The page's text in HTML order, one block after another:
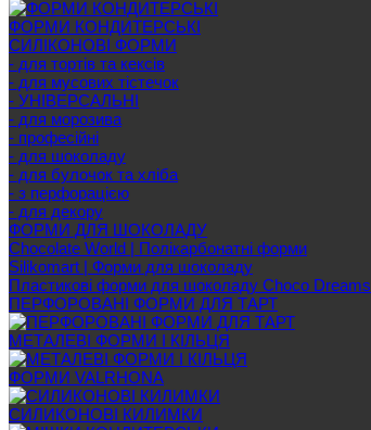
ФОРМИ КОНДИТЕРСЬКІ
СИЛІКОНОВІ ФОРМИ
- для тортів та кексів
- для мусових тістечок
- УНІВЕРСАЛЬНІ
- для морозива
- професійні
- для шоколаду
- для булочок та хліба
- з перфорацією
- для декору
ФОРМИ ДЛЯ ШОКОЛАДУ
Chocolate World | Полікарбонатні форми
Silikomart | Форми для шоколаду
Пластикові форми для шоколаду Choco Dreams
ПЕРФОРОВАНІ ФОРМИ ДЛЯ ТАРТ
МЕТАЛЕВІ ФОРМИ І КІЛЬЦЯ
ФОРМИ VALRHONA
СИЛИКОНОВІ КИЛИМКИ